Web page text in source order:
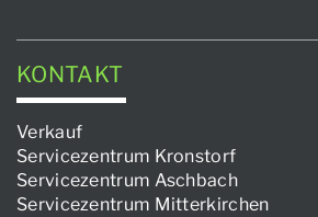
KONTAKT
Verkauf
Servicezentrum Kronstorf
Servicezentrum Aschbach
Servicezentrum Mitterkirchen